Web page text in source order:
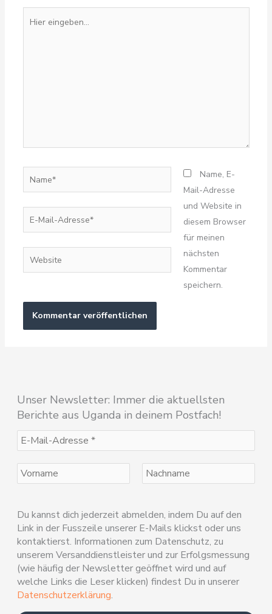
eingeben…
Name*
E-
Mail-
Adresse*
Website
Name, E-
Mail-Adresse
und Website in
diesem Browser
für meinen
nächsten
Kommentar
speichern.
Unser Newsletter: Immer die aktuellsten
Berichte aus Uganda in deinem Postfach!
Du kannst dich jederzeit abmelden, indem Du auf den
Link in der Fusszeile unserer E-Mails klickst oder uns
kontaktierst. Informationen zum Datenschutz, zu
unserem Versanddienstleister und zur Erfolgsmessung
(wie häufig der Newsletter geöffnet wird und auf
welche Links die Leser klicken) findest Du in unserer
Datenschutzerklärung.